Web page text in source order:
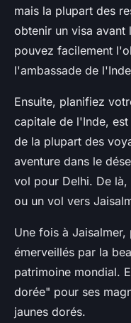
mais la plupart des
obtenir un visa avant
pouvez facilement
l'ambassade de
Ensuite, planifiez
capitale de l'Inde,
de la plupart des
aventure dans le
vol pour Delhi. De
ou un vol vers
Une fois à
émerveillés par la
patrimoine mondial.
dorée" pour ses
jaunes dorés.